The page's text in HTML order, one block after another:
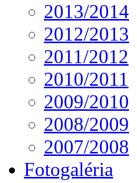
2013/2014
2012/2013
2011/2012
2010/2011
2009/2010
2008/2009
2007/2008
Fotogaléria